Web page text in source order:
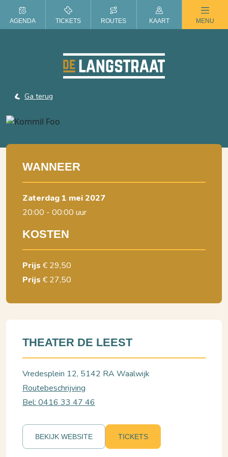
ZOMER IN DE LANGSTRAAT
Ga terug
WANNEER
zaterdag 1 mei 2027
20:00 - 00:00 uur
KOSTEN
Prijs € 29,50
Prijs € 27,50
THEATER DE LEEST
Vredesplein 12, 5142 RA Waalwijk
Routebeschrijving
Bel: 0416 33 47 46
BEKIJK WEBSITE TICKETS
AGENDA TICKETS ROUTES KAART MENU